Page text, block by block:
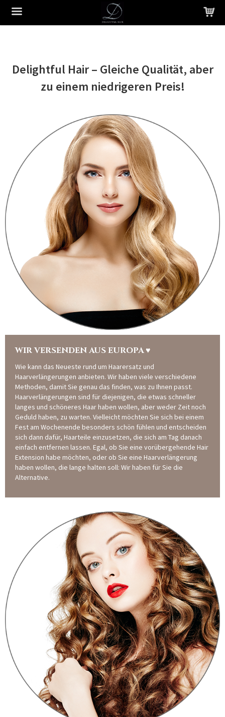
Delightful Hair – Gleiche Qualität, aber
zu einem niedrigeren Preis!
WIR VERSENDEN AUS EUROPA ♥
Wie kann das Neueste rund um Haarersatz und
Haarverlängerungen anbieten. Wir haben viele verschiedene
Methoden, damit Sie genau das finden, was zu Ihnen passt.
Haarverlängerungen sind für diejenigen, die etwas schneller
langes und schöneres Haar haben wollen, aber weder Zeit noch
Geduld haben, zu warten. Vielleicht möchten Sie sich bei einem
Fest am Wochenende besonders schön fühlen und entscheiden
sich dann dafür, Haarteile einzusetzen, die sich am Tag danach
einfach entfernen lassen. Egal, ob Sie eine vorübergehende Hair
Extension habe möchten, oder ob Sie eine Haarverlängerung
haben wollen, die lange halten soll: Wir haben für Sie die
Alternative.